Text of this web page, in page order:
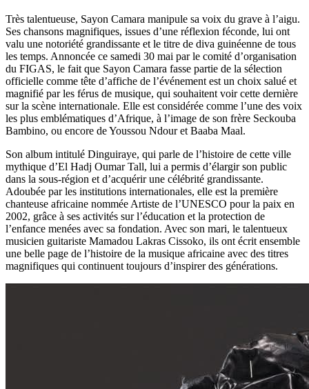
Très talentueuse, Sayon Camara manipule sa voix du grave à l’aigu.
Ses chansons magnifiques, issues d’une réflexion féconde, lui ont
valu une notoriété grandissante et le titre de diva guinéenne de tous
les temps. Annoncée ce samedi 30 mai par le comité d’organisation
du FIGAS, le fait que Sayon Camara fasse partie de la sélection
officielle comme tête d’affiche de l’événement est un choix salué et
magnifié par les férus de musique, qui souhaitent voir cette dernière
sur la scène internationale. Elle est considérée comme l’une des voix
les plus emblématiques d’Afrique, à l’image de son frère Seckouba
Bambino, ou encore de Youssou Ndour et Baaba Maal.
Son album intitulé Dinguiraye, qui parle de l’histoire de cette ville
mythique d’El Hadj Oumar Tall, lui a permis d’élargir son public
dans la sous-région et d’acquérir une célébrité grandissante.
Adoubée par les institutions internationales, elle est la première
chanteuse africaine nommée Artiste de l’UNESCO pour la paix en
2002, grâce à ses activités sur l’éducation et la protection de
l’enfance menées avec sa fondation. Avec son mari, le talentueux
musicien guitariste Mamadou Lakras Cissoko, ils ont écrit ensemble
une belle page de l’histoire de la musique africaine avec des titres
magnifiques qui continuent toujours d’inspirer des générations.